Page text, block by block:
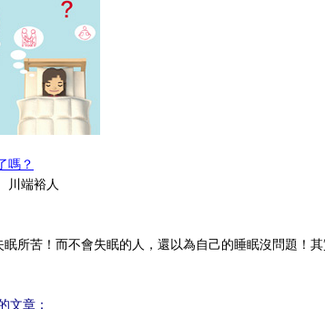
嗎？
川端裕人
眠所苦！而不會失眠的人，還以為自己的睡眠沒問題！
文章：